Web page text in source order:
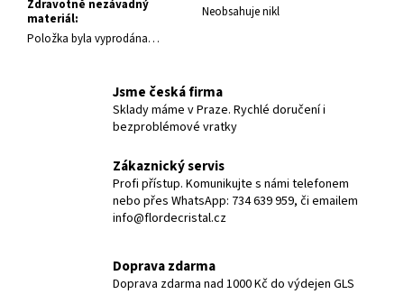
Zdravotně nezávadný
materiál:
Neobsahuje nikl
Položka byla vyprodána…
Jsme česká firma
Sklady máme v Praze. Rychlé doručení i
bezproblémové vratky
Zákaznický servis
Profi přístup. Komunikujte s námi telefonem
nebo přes WhatsApp: 734 639 959, či emailem
info@flordecristal.cz
Doprava zdarma
Doprava zdarma nad 1000 Kč do výdejen GLS